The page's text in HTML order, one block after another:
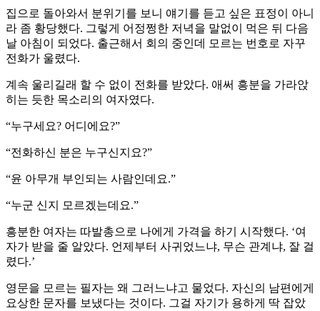
집으로 돌아와서 분위기를 보니 얘기를 듣고 싶은 표정이 아니
라 좀 황당했다. 그렇게 어정쩡한 저녁을 말없이 먹은 뒤 다음
날 아침이 되었다. 출근해서 회의 중인데 모르는 번호로 자꾸
전화가 울렸다.
계속 울리길래 할 수 없이 전화를 받았다. 애써 흥분을 가라앉
히는 듯한 목소리의 여자였다.
“누구세요? 어디에요?”
“전화하신 분은 누구신지요?”
“윤 아무개 부인되는 사람인데요.”
“누군 신지 모르겠는데요.”
흥분한 여자는 따발총으로 나에게 가격을 하기 시작했다. ‘여
자가 받을 줄 알았다. 언제부터 사귀었느냐, 무슨 관계냐, 잘 걸
렸다.’
영문을 모르는 필자는 왜 그러느냐고 물었다. 자신의 남편에게
요상한 문자를 보냈다는 것이다. 그걸 자기가 용하게 딱 잡았